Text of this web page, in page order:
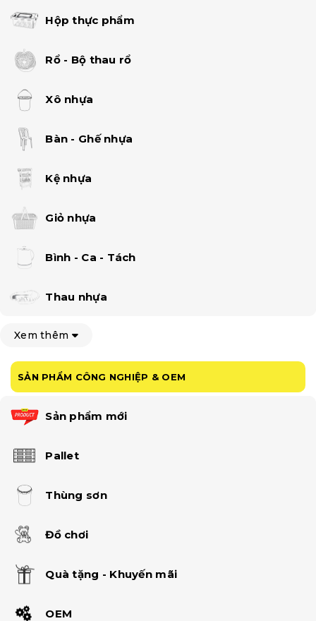
Hộp thực phẩm
Rổ - Bộ thau rổ
Xô nhựa
Bàn - Ghế nhựa
Kệ nhựa
Giỏ nhựa
Bình - Ca - Tách
Thau nhựa
Xem thêm
SẢN PHẨM CÔNG NGHIỆP & OEM
Sản phẩm mới
Pallet
Thùng sơn
Đồ chơi
Quà tặng - Khuyến mãi
OEM